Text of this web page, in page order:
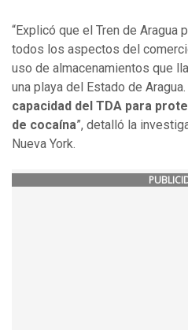
“Explicó que el Tren de Aragua
todos los aspectos del
uso de almacenamientos que
una playa del Estado de
capacidad del TDA para
de cocaína”, detalló la
Nueva York.